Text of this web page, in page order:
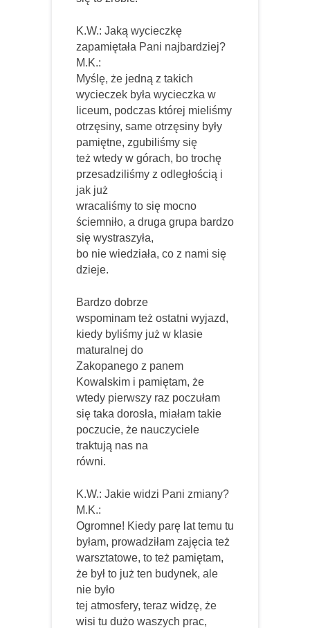
K.W.: Jaką wycieczkę
zapamiętała Pani najbardziej?
M.K.:
Myślę, że jedną z takich
wycieczek była wycieczka w
liceum, podczas której mieliśmy
otrzęsiny, same otrzęsiny były
pamiętne, zgubiliśmy się
też wtedy w górach, bo trochę
przesadziliśmy z odległością i
jak już
wracaliśmy to się mocno
ściemniło, a druga grupa bardzo
się wystraszyła,
bo nie wiedziała, co z nami się
dzieje.
Bardzo dobrze
wspominam też ostatni wyjazd,
kiedy byliśmy już w klasie
maturalnej do
Zakopanego z panem
Kowalskim i pamiętam, że
wtedy pierwszy raz poczułam
się taka dorosła, miałam takie
poczucie, że nauczyciele
traktują nas na
równi.
K.W.: Jakie widzi Pani zmiany?
M.K.:
Ogromne! Kiedy parę lat temu tu
byłam, prowadziłam zajęcia też
warsztatowe, to też pamiętam,
że był to już ten budynek, ale
nie było
tej atmosfery, teraz widzę, że
wisi tu dużo waszych prac,